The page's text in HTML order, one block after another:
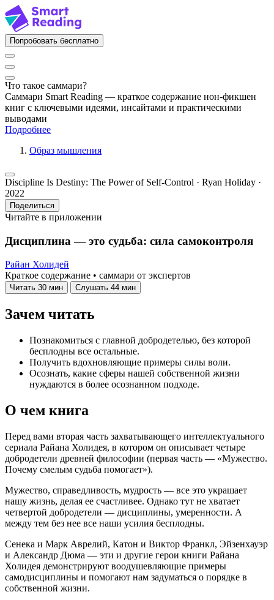
Попробовать бесплатно
Что такое саммари?
Саммари Smart Reading — краткое содержание нон-фикшен
книг с ключевыми идеями, инсайтами и практическими
выводами
Подробнее
Образ мышления
Discipline Is Destiny: The Power of Self-Control · Ryan Holiday ·
2022
Поделиться
Читайте в приложении
Дисциплина — это судьба: сила самоконтроля
Райан Холидей
Краткое содержание • саммари от экспертов
Читать 30 мин Слушать 44 мин
Зачем читать
Познакомиться с главной добродетелью, без которой
бесплодны все остальные.
Получить вдохновляющие примеры силы воли.
Осознать, какие сферы нашей собственной жизни
нуждаются в более осознанном подходе.
О чем книга
Перед вами вторая часть захватывающего интеллектуального
сериала Райана Холидея, в котором он описывает четыре
добродетели древней философии (первая часть — «Мужество.
Почему смелым судьба помогает»).
Мужество, справедливость, мудрость — все это украшает
нашу жизнь, делая ее счастливее. Однако тут не хватает
четвертой добродетели — дисциплины, умеренности. А
между тем без нее все наши усилия бесплодны.
Сенека и Марк Аврелий, Катон и Виктор Франкл, Эйзенхауэр
и Александр Дюма — эти и другие герои книги Райана
Холидея демонстрируют воодушевляющие примеры
самодисциплины и помогают нам задуматься о порядке в
собственной жизни.